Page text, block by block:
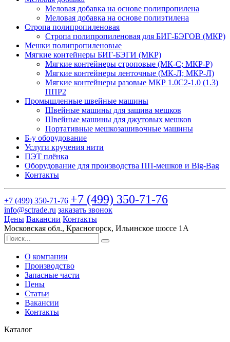
Меловая добавка на основе полипропилена
Меловая добавка на основе полиэтилена
Стропа полипропиленовая
Стропа полипропиленовая для БИГ-БЭГОВ (МКР)
Мешки полипропиленовые
Мягкие контейнеры БИГ-БЭГИ (МКР)
Мягкие контейнеры строповые (МК-С; МКР-Р)
Мягкие контейнеры ленточные (МК-Л; МКР-Л)
Мягкие контейнеры разовые МКР 1.0С2-1.0 (1.3)
ППР2
Промышленные швейные машины
Швейные машины для зашива мешков
Швейные машины для джутовых мешков
Портативные мешкозашивочные машины
Б-у оборудование
Услуги кручения нити
ПЭТ плёнка
Оборудование для производства ПП-мешков и Big-Bag
Контакты
+7 (499) 350-71-76 +7 (499) 350-71-76
info@sctrade.ru заказать звонок
Цены Вакансии Контакты
Московская обл., Красногорск, Ильинское шоссе 1А
О компании
Производство
Запасные части
Цены
Статьи
Вакансии
Контакты
Каталог